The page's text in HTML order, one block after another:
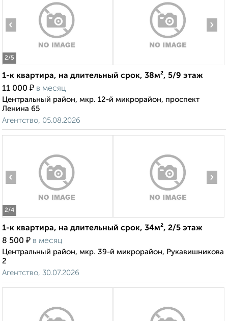
2/5
‹ ›
1-к квартира, на длительный срок, 38м², 5/9 этаж
11 000 ₽ в месяц
Центральный район, мкр. 12-й микрорайон, проспект
Ленина 65
Агентство, 05.08.2026
2/4
‹ ›
1-к квартира, на длительный срок, 34м², 2/5 этаж
8 500 ₽ в месяц
Центральный район, мкр. 39-й микрорайон, Рукавишникова
2
Агентство, 30.07.2026